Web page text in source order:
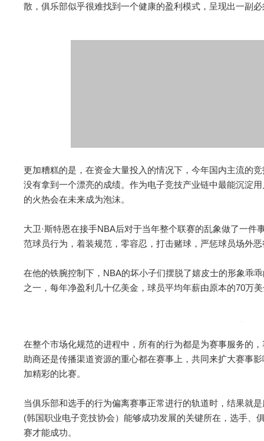
散，俱乐部似乎很难找到一个健康的盈利模式，呈现出一副
更加糟糕的是，在资金大量投入的情况下，今年国内主流的
没有拿到一个漂亮的成绩。作为电子竞技产业链中最能沉淀
的火热会在未来成为泡沫。
大卫·斯特恩在接手NBA后对于当年整个联赛的乱象做了一
范球员行为，着装规范，零容忍，打击赌球，严惩球员场外
在他的铁腕控制下，NBA的坏小子们摆脱了嬉皮士的形象乖
之一，每年净盈利几十亿美金，球员平均年薪由原本的70万
在整个市场化规范的进程中，所有的行为都是为赛事服务的
助商还是传播渠道资源的重心都在赛事上，共同来扩大赛事
加精彩的比赛。
当俱乐部和选手的行为偏离赛事正常进行的轨道时，结果就
(韩国职业电子竞技协会）能够成功发展的关键所在，选手、
赛才能成功。